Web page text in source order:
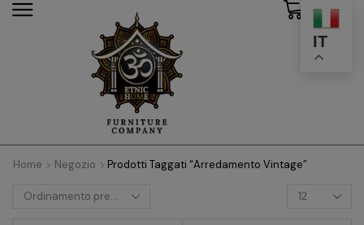
IT
Home Negozio Prodotti Taggati “arredamento Vintage”